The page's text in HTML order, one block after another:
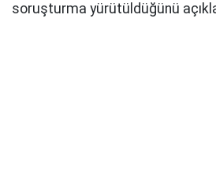
soruşturma yürütüldüğünü